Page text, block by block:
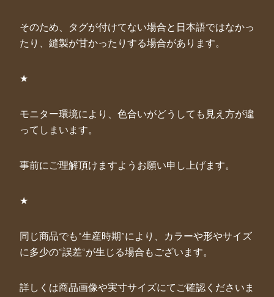
そのため、タグが付けてない場合と日本語ではなかっ
たり、縫製が甘かったりする場合があります。
★
モニター環境により、色合いがどうしても見え方が違
ってしまいます。
事前にご理解頂けますようお願い申し上げます。
★
同じ商品でも“生産時期”により、カラーや形やサイズ
に多少の“誤差“が生じる場合もございます。
詳しくは商品画像や実寸サイズにてご確認くださいま